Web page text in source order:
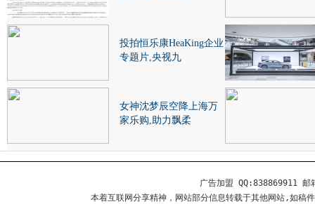
投拍恒乐康HeaKing企业
专题片,央视九
女神沈梦辰空降上海万
家乐购,助力飘柔
广告加盟 QQ:838869911 邮
本着互联网分享精神，网站部分信息转载于其他网站,如稿